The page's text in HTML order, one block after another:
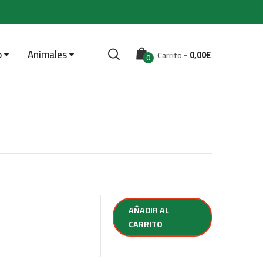
Animales 0 Carrito-0,00€
AÑADIR AL
CARRITO